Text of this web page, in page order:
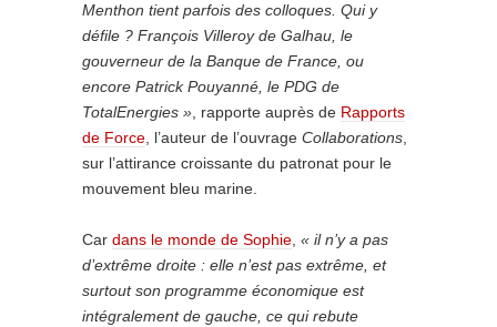
Menthon tient parfois des colloques. Qui y
défile ? François Villeroy de Galhau, le
gouverneur de la Banque de France, ou
encore Patrick Pouyanné, le PDG de
TotalEnergies », rapporte auprès de Rapports
de Force, l’auteur de l’ouvrage Collaborations,
sur l’attirance croissante du patronat pour le
mouvement bleu marine.
Car dans le monde de Sophie, « il n’y a pas
d’extrême droite : elle n’est pas extrême, et
surtout son programme économique est
intégralement de gauche, ce qui rebute